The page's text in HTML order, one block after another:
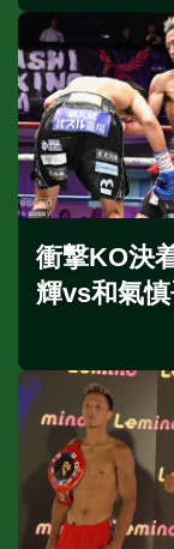
衝撃KO決
輝vs和氣